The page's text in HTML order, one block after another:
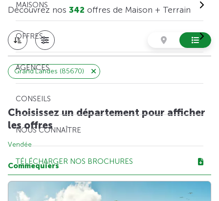
MAISONS
OFFRES
AGENCES
CONSEILS
NOUS CONNAÎTRE
TÉLÉCHARGER NOS BROCHURES
Découvrez nos 342 offres de Maison + Terrain
Grand'Landes (85670)
Choisissez un département pour afficher
les offres
Vendée
Commequiers